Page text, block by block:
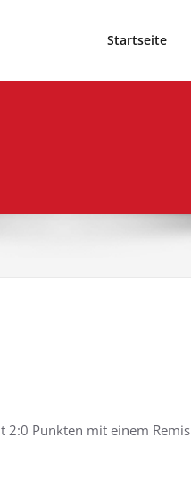
Startseite
2:0 Punkten mit einem Remis